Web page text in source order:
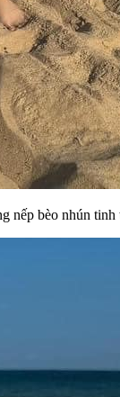
bèo nhún tinh